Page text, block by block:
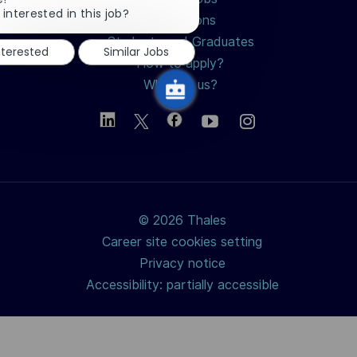
Professions
Students and Graduates
How to apply?
Why join us?
© 2026 Thales
Career site cookies setting
Privacy notice
Accessibility: partially accessible
interested in this job?
notification
Similar Jobs